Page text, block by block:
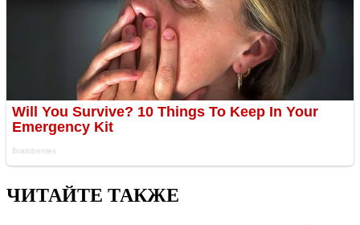
ЧИТАЙТЕ ТАКЖЕ